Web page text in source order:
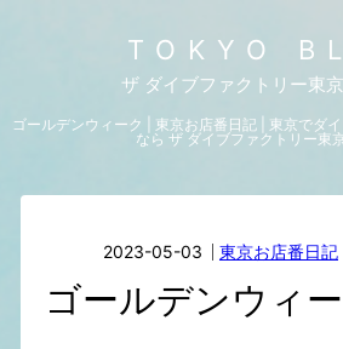
TOKYO
ザ ダイブファクトリー東
ゴールデンウィーク | 東京お店番日記 | 東京でダ
なら ザ ダイブファクトリー東
2023-05-03 東京お店番日記
ゴールデンウィ